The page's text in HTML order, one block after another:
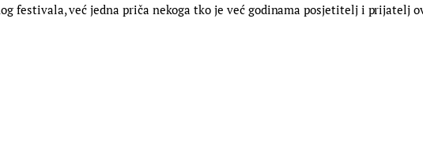
festivala, već jedna priča nekoga tko je već godinama posjetitelj i prijatelj